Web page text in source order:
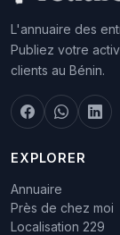
L'annuaire des
Publiez votre
clients au Bénin.
EXPLORER
Annuaire
Près de chez moi
Localisation 229